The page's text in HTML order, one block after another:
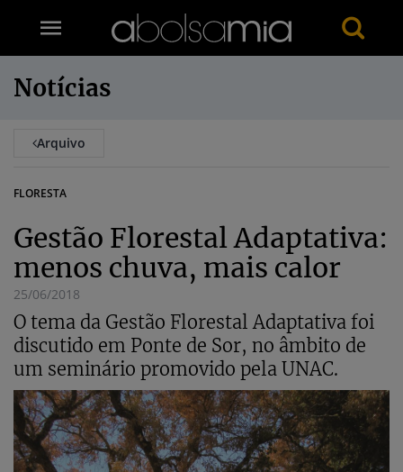
Notícias
Arquivo
FLORESTA
Gestão Florestal Adaptativa:
menos chuva, mais calor
25/06/2018
O tema da Gestão Florestal Adaptativa foi
discutido em Ponte de Sor, no âmbito de
um seminário promovido pela UNAC.